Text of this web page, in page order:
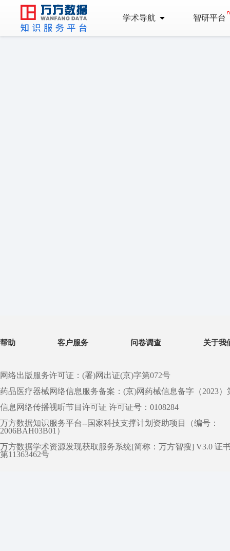
学术导航 智研平台
帮助 客户服务 问卷调查 关于我
网络出版服务许可证：(署)网出证(京)字第072号
药品医疗器械网络信息服务备案：(京)网药械信息备字（2023）
信息网络传播视听节目许可证 许可证号：0108284
万方数据知识服务平台--国家科技支撑计划资助项目（编号：
2006BAH03B01）
万方数据学术资源发现获取服务系统[简称：万方智搜] V3.0 证
第11363462号